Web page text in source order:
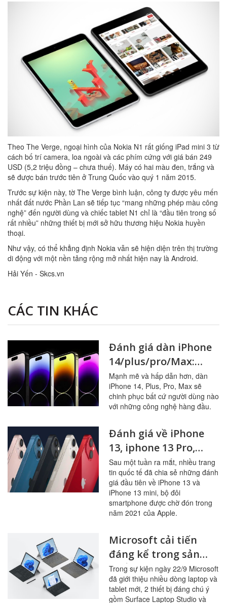
Theo The Verge, ngoại hình của Nokia N1 rất giống iPad mini 3 từ
cách bố trí camera, loa ngoài và các phím cứng với giá bán 249
USD (5,2 triệu đồng – chưa thuế). Máy có hai màu đen, trắng và
sẽ được bán trước tiên ở Trung Quốc vào quý 1 năm 2015.
Trước sự kiện này, tờ The Verge bình luận, công ty được yêu mến
nhất đất nước Phần Lan sẽ tiếp tục “mang những phép màu công
nghệ” đến người dùng và chiếc tablet N1 chỉ là “đầu tiên trong số
rất nhiều” những thiết bị mới sở hữu thương hiệu Nokia huyền
thoại.
Như vậy, có thể khẳng định Nokia vẫn sẽ hiện diện trên thị trường
di động với một nền tảng rộng mở nhất hiện nay là Android.
Hải Yến - Skcs.vn
CÁC TIN KHÁC
Đánh giá dàn iPhone
14/plus/pro/Max:
Thiết kế, hiệu năng,
camera cùng nhiều
tính năng mới
Mạnh mẽ và hấp dẫn hơn, dàn
iPhone 14, Plus, Pro, Max sẽ
chinh phục bất cứ người dùng nào
với những công nghệ hàng đầu.
Đánh giá về iPhone
13, iphone 13 Pro,
iphone 13 Pro Max,
iphone13 mini với
những cải tiến đáng
nâng cấp vừa được
Apple ra mắt
Sau một tuần ra mắt, nhiều trang
tin quốc tế đã chia sẻ những đánh
giá đầu tiên về iPhone 13 và
iPhone 13 mini, bộ đôi
smartphone được chờ đón trong
năm 2021 của Apple.
Microsoft cải tiến
đáng kể trong sản
phẩm mới ra mắt
Surface Laptop
Studio và Surface Pro
Trong sự kiện ngày 22/9 Microsoft
đã giới thiệu nhiều dòng laptop và
tablet mới, 2 thiết bị đáng chú ý
gồm Surface Laptop Studio và